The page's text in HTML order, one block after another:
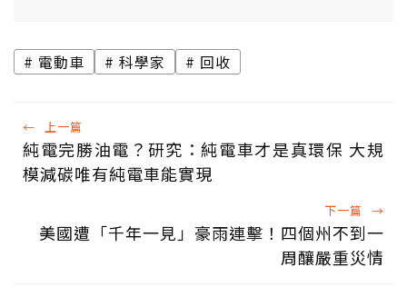
電動車 科學家 回收
← 上一篇
純電完勝油電？研究：純電車才是真環保 大規
模減碳唯有純電車能實現
下一篇 →
美國遭「千年一見」豪雨連擊！四個州不到一
周釀嚴重災情